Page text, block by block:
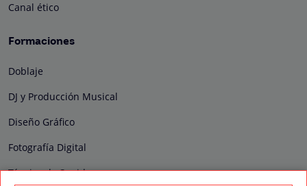
Canal ético
Formaciones
Doblaje
DJ y Producción Musical
Diseño Gráfico
Fotografía Digital
Técnico de Sonido